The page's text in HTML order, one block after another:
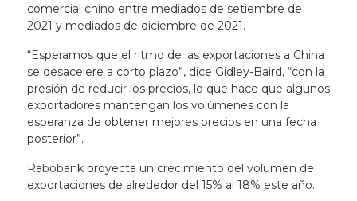
comercial chino entre mediados de setiembre de
2021 y mediados de diciembre de 2021.
“Esperamos que el ritmo de las exportaciones a China
se desacelere a corto plazo”, dice Gidley-Baird, “con la
presión de reducir los precios, lo que hace que algunos
exportadores mantengan los volúmenes con la
esperanza de obtener mejores precios en una fecha
posterior”.
Rabobank proyecta un crecimiento del volumen de
exportaciones de alrededor del 15% al ​​18% este año.